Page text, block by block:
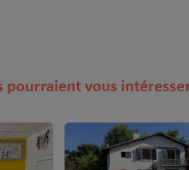
pourraient vous